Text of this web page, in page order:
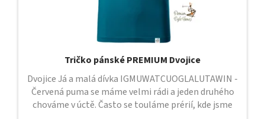
Tričko pánské PREMIUM Dvojice
Dvojice Já a malá dívka IGMUWATCUOGLALUTAWIN -
Červená puma se máme velmi rádi a jeden druhého
chováme v úctě. Často se touláme prérií, kde jsme